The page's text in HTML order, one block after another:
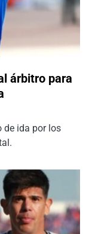
árbitro para
de ida por los